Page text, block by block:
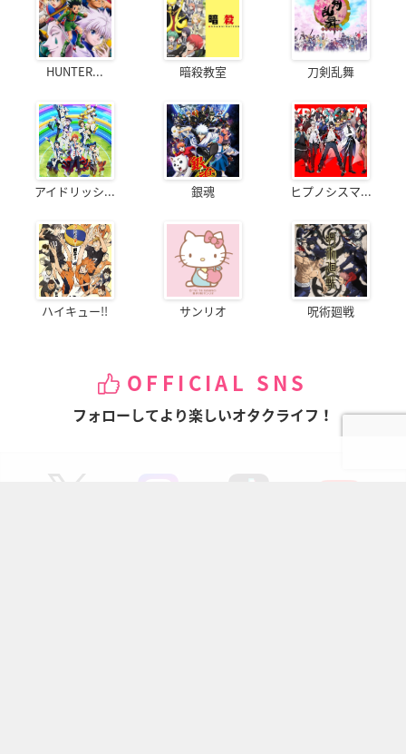
HUNTER... 暗殺教室 刀剣乱舞
アイドリッシ... 銀魂 ヒプノシスマ...
ハイキュー!! サンリオ 呪術廻戦
OFFICIAL SNS
フォローしてより楽しいオタクライフ！